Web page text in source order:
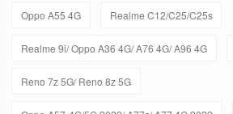
Oppo A55 4G Realme C12/C25/C25s
Realme 9i/ Oppo A36 4G/ A76 4G/ A96 4G
Reno 7z 5G/ Reno 8z 5G